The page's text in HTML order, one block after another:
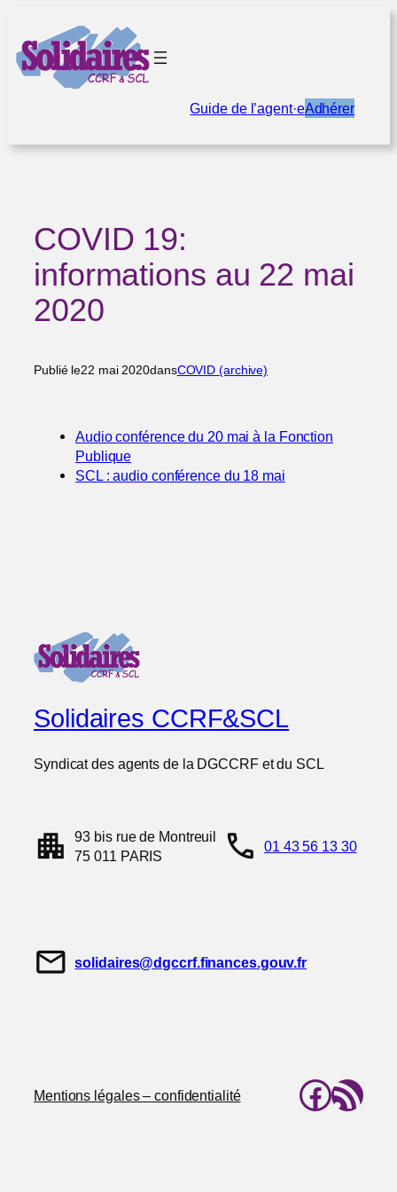
contenu
Guide de l’agent·eAdhérer
COVID 19:
informations au 22 mai
2020
Publié le22 mai 2020dansCOVID (archive)
Audio conférence du 20 mai à la Fonction
Publique
SCL : audio conférence du 18 mai
Solidaires CCRF&SCL
Syndicat des agents de la DGCCRF et du SCL
apartment
93 bis rue de Montreuil
75 011 PARIS
call 01 43 56 13 30
mail solidaires@dgccrf.finances.gouv.fr
Mentions légales – confidentialité Flux RSS